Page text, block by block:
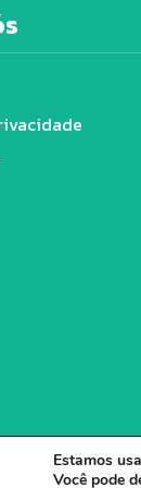
Estamos
Você pode